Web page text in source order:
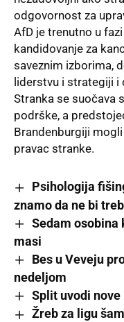
odgovornost za
AfD je trenutno u
kandidovanje za
saveznim izborima,
liderstvu i strategiji i
Stranka se suočava
podrške, a
Brandenburgiji
pravac stranke.
Psihologija
znamo da ne bi
Sedam osobina
masi
Bes u Veveju
nedeljom
Split uvodi
Žreb za ligu